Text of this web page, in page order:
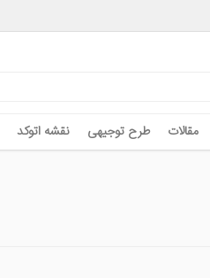
مقالات طرح توجیهی نقشه اتوکد